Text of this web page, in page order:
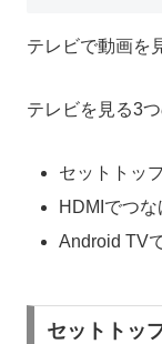
テレビで動画を
テレビを見る3
セットトッ
HDMIでつな
Android TV
セットトッ